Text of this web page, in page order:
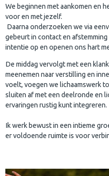
We beginnen met aankomen en
voor en met jezelf.
Daarna onderzoeken we via
gebeurt in contact en
intentie op en openen ons hart
De middag vervolgt met een
meenemen naar verstilling en
voelt, voegen we lichaamswerk
sluiten af met een deelronde en
ervaringen rustig kunt integreren.
Ik werk bewust in een intieme
er voldoende ruimte is voor